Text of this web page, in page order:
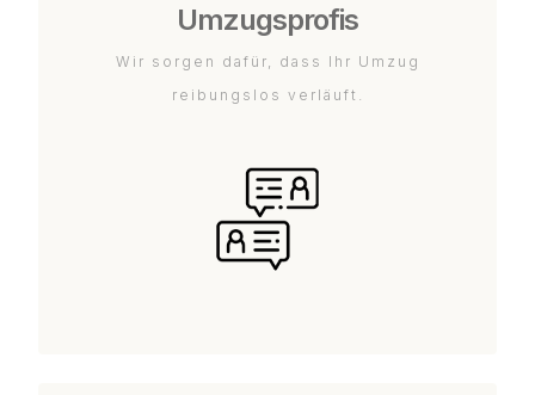
Umzugsprofis
Wir sorgen dafür, dass Ihr Umzug
reibungslos verläuft.